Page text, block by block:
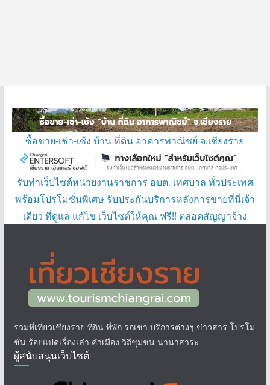
ซื้อขาย-เช่า-เซ้ง บ้าน ที่ดิน อาคารพาณิชย์ จ.เชียงราย
รับทำเว็บไซต์หน่วยงานราชการ อบต. เทศบาล ทั่วประเทศ
พร้อมโปรโมชั่นพิเศษ รับประกันบริการหลังการขายที่นี่เจ้า
เดียว ที่ดูแล แก้ไข เว็บไซต์ให้คุณ ฟรี!! ตลอดสัญญาจ้าง
รวมที่เที่ยวเชียงราย ที่กิน ที่พัก รถเช่า บริการต่างๆ ข่าวสาร โปรโม
ชั่น ร้อยแปดเรื่องเล่า คำเมือง วิถีชุมชน นานาสาระ
ผู้สนับสนุนเว็บไซต์